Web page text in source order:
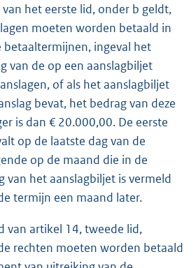
het eerste lid, onder b geldt,
moeten worden betaald in
betaaltermijnen, ingeval het
van de op een aanslagbiljet
of als het aanslagbiljet
bevat, het bedrag van deze
is dan € 20.000,00. De eerste
op de laatste dag van de
op de maand die in de
van het aanslagbiljet is vermeld
termijn een maand later.
van artikel 14, tweede lid,
rechten moeten worden betaald